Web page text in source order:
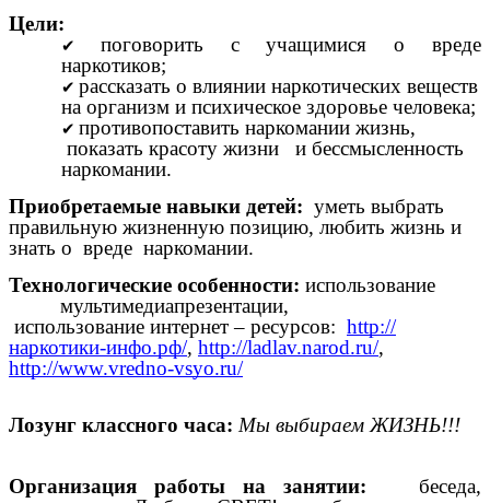
Цели:
поговорить с учащимися о вреде
наркотиков;
рассказать о влиянии наркотических веществ
на организм и психическое здоровье человека;
противопоставить наркомании жизнь,
показать красоту жизни и бессмысленность
наркомании.
Приобретаемые навыки детей: уметь выбрать
правильную жизненную позицию, любить жизнь и
знать о вреде наркомании.
Технологические особенности: использование
мультимедиапрезентации,
использование интернет – ресурсов: http://
наркотики-инфо.рф/, http://ladlav.narod.ru/,
http://www.vredno-vsyo.ru/
Лозунг классного часа: Мы выбираем ЖИЗНЬ!!!
Организация работы на занятии: беседа,